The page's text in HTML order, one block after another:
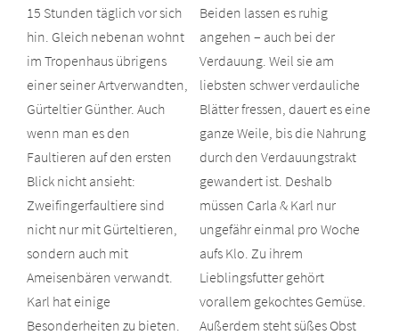
15 Stunden täglich vor sich
hin. Gleich nebenan wohnt
im Tropenhaus übrigens
einer seiner Artverwandten,
Gürteltier Günther. Auch
wenn man es den
Faultieren auf den ersten
Blick nicht ansieht:
Zweifingerfaultiere sind
nicht nur mit Gürteltieren,
sondern auch mit
Ameisenbären verwandt.
Karl hat einige
Besonderheiten zu bieten.
Beiden lassen es ruhig
angehen – auch bei der
Verdauung. Weil sie am
liebsten schwer verdauliche
Blätter fressen, dauert es eine
ganze Weile, bis die Nahrung
durch den Verdauungstrakt
gewandert ist. Deshalb
müssen Carla & Karl nur
ungefähr einmal pro Woche
aufs Klo. Zu ihrem
Lieblingsfutter gehört
vorallem gekochtes Gemüse.
Außerdem steht süßes Obst